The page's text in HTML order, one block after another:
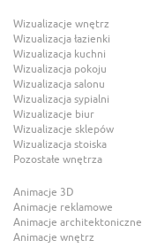
Wizualizacje wnętrz
Wizualizacja łazienki
Wizualizacja kuchni
Wizualizacja pokoju
Wizualizacja salonu
Wizualizacja sypialni
Wizualizacje biur
Wizualizacje sklepów
Wizualizacja stoiska
Pozostałe wnętrza
Animacje 3D
Animacje reklamowe
Animacje architektoniczne
Animacje wnętrz